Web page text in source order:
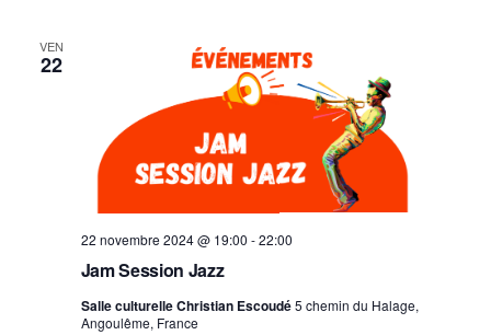
VEN
22
Jam Session Jazz
22 novembre 2024 @ 19:00 -22:00
Salle culturelle Christian Escoudé5 chemin du Halage,
Angoulême, France